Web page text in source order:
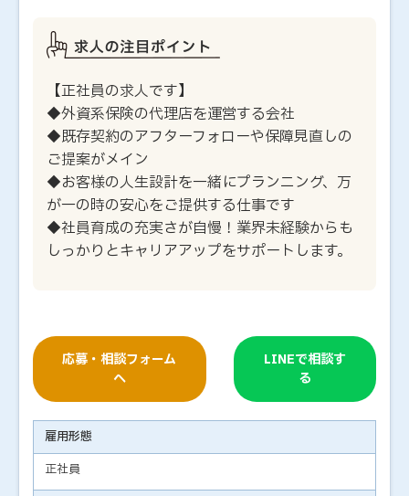
【正社員の求人です】
◆外資系保険の代理店を運営する会社
◆既存契約のアフターフォローや保障見直しの
ご提案がメイン
◆お客様の人生設計を一緒にプランニング、万
が一の時の安心をご提供する仕事です
◆社員育成の充実さが自慢！業界未経験からも
しっかりとキャリアアップをサポートします。
応募・相談フォーム
へ
LINEで相談す
る
雇用形態
正社員